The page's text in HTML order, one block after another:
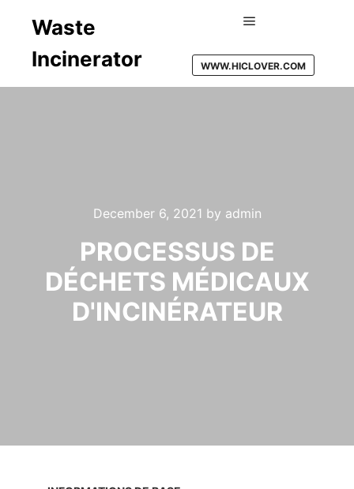
Waste
Incinerator
WWW.HICLOVER.COM
December 6, 2021 by admin
PROCESSUS DE
DÉCHETS MÉDICAUX
D'INCINÉRATEUR